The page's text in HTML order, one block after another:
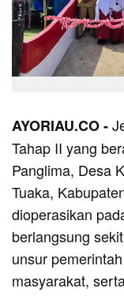
AYORIAU.CO -
Tahap II yang
Panglima, Desa
Tuaka,
dioperasikan
berlangsung
unsur
masyarakat,